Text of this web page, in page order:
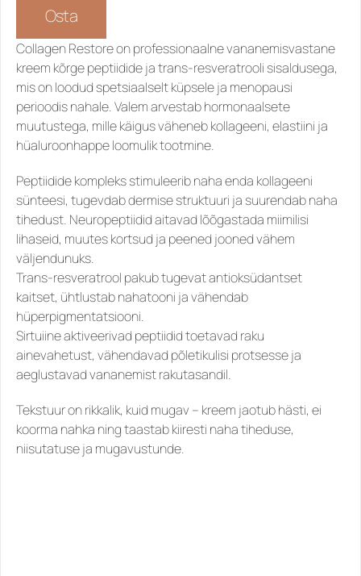
Osta
Collagen Restore on professionaalne vananemisvastane
kreem kõrge peptiidide ja trans-resveratrooli sisaldusega,
mis on loodud spetsiaalselt küpsele ja menopausi
perioodis nahale. Valem arvestab hormonaalsete
muutustega, mille käigus väheneb kollageeni, elastiini ja
hüaluroonhappe loomulik tootmine.
Peptiidide kompleks stimuleerib naha enda kollageeni
sünteesi, tugevdab dermise struktuuri ja suurendab naha
tihedust. Neuropeptiidid aitavad lõõgastada miimilisi
lihaseid, muutes kortsud ja peened jooned vähem
väljendunuks.
Trans-resveratrool pakub tugevat antioksüdantset
kaitset, ühtlustab nahatooni ja vähendab
hüperpigmentatsiooni.
Sirtuiine aktiveerivad peptiidid toetavad raku
ainevahetust, vähendavad põletikulisi protsesse ja
aeglustavad vananemist rakutasandil.
Tekstuur on rikkalik, kuid mugav – kreem jaotub hästi, ei
koorma nahka ning taastab kiiresti naha tiheduse,
niisutatuse ja mugavustunde.